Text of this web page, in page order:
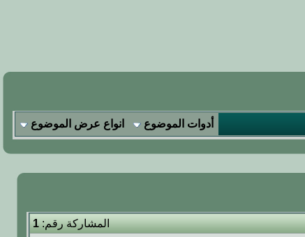
أدوات الموضوع انواع عرض الموضوع
المشاركة رقم:1